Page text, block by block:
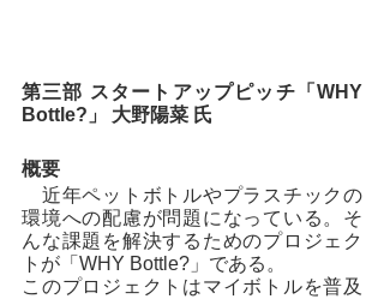
第三部 スタートアップピッチ「WHY
Bottle?」 大野陽菜 氏
概要
近年ペットボトルやプラスチックの
環境への配慮が問題になっている。そ
んな課題を解決するためのプロジェク
トが「WHY Bottle?」である。
このプロジェクトはマイボトルを普及